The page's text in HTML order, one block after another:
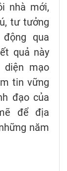
nhà mới,
tư tưởng
qua
quả này
diện mạo
tin vững
đạo của
để địa
năm